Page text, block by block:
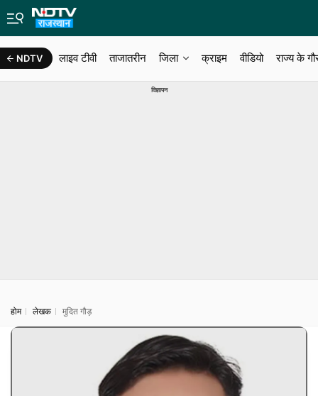
NDTV लाइव टीवी ताजातरीन जिला क्राइम वीडियो राज्‍य के
विज्ञापन
होम लेखक मुदित गौड़